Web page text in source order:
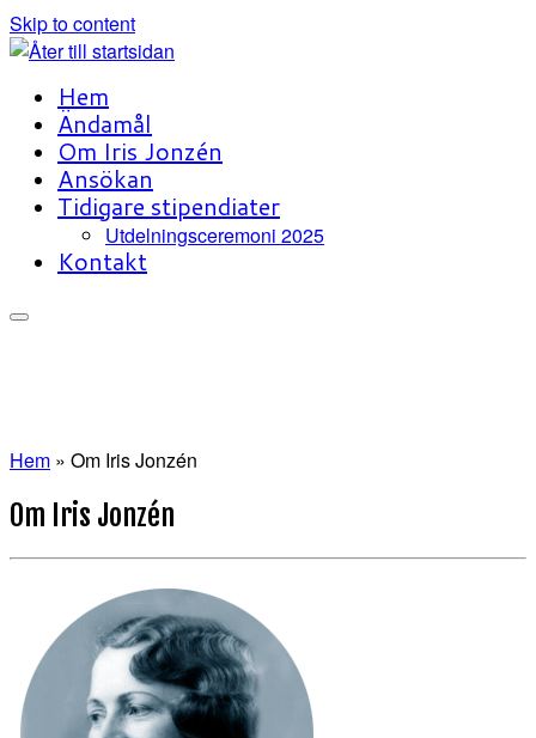
Skip to content
Hem
Ändamål
Om Iris Jonzén
Ansökan
Tidigare stipendiater
Utdelningsceremoni 2025
Kontakt
Hem » Om Iris Jonzén
Om Iris Jonzén